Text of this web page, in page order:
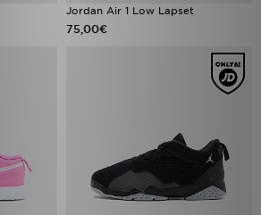
Jordan Air 1 Low Lapset
75,00€